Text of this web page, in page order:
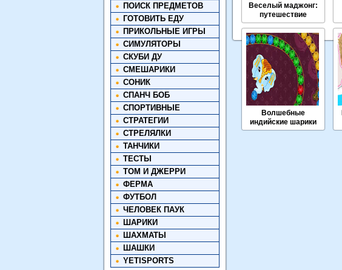
ПОИСК ПРЕДМЕТОВ
ГОТОВИТЬ ЕДУ
ПРИКОЛЬНЫЕ ИГРЫ
СИМУЛЯТОРЫ
СКУБИ ДУ
СМЕШАРИКИ
СОНИК
СПАНЧ БОБ
СПОРТИВНЫЕ
СТРАТЕГИИ
СТРЕЛЯЛКИ
ТАНЧИКИ
ТЕСТЫ
ТОМ И ДЖЕРРИ
ФЕРМА
ФУТБОЛ
ЧЕЛОВЕК ПАУК
ШАРИКИ
ШАХМАТЫ
ШАШКИ
YETISPORTS
Веселый маджонг:
путешествие
Волшебные
индийские шарики